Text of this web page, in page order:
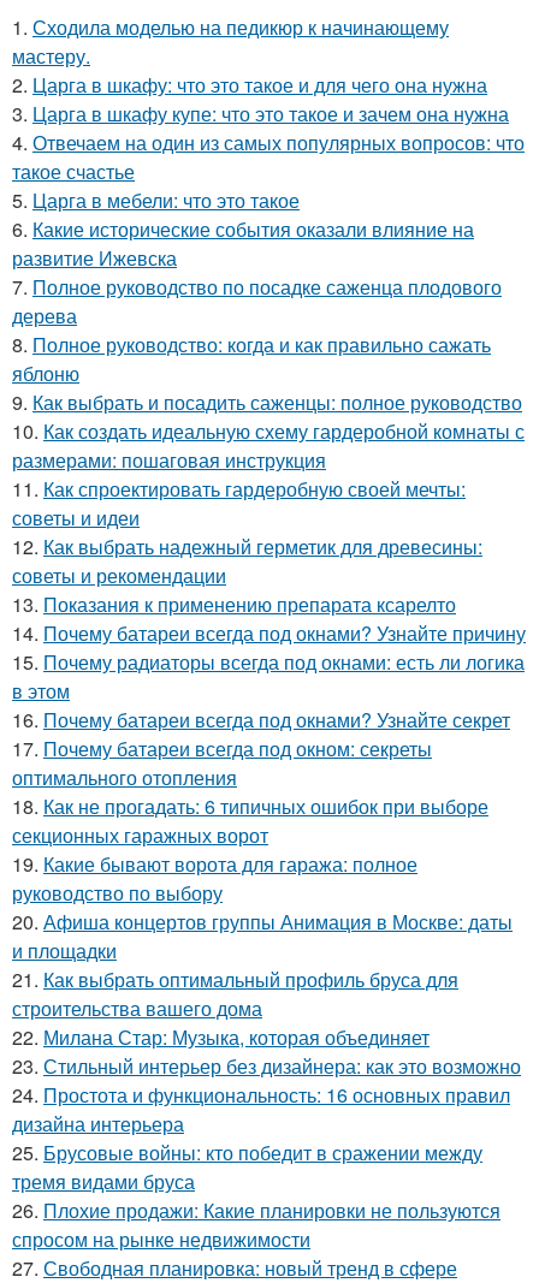
1. Сходила моделью на педикюр к начинающему
мастеру.
2. Царга в шкафу: что это такое и для чего она нужна
3. Царга в шкафу купе: что это такое и зачем она нужна
4. Отвечаем на один из самых популярных вопросов: что
такое счастье
5. Царга в мебели: что это такое
6. Какие исторические события оказали влияние на
развитие Ижевска
7. Полное руководство по посадке саженца плодового
дерева
8. Полное руководство: когда и как правильно сажать
яблоню
9. Как выбрать и посадить саженцы: полное руководство
10. Как создать идеальную схему гардеробной комнаты с
размерами: пошаговая инструкция
11. Как спроектировать гардеробную своей мечты:
советы и идеи
12. Как выбрать надежный герметик для древесины:
советы и рекомендации
13. Показания к применению препарата ксарелто
14. Почему батареи всегда под окнами? Узнайте причину
15. Почему радиаторы всегда под окнами: есть ли логика
в этом
16. Почему батареи всегда под окнами? Узнайте секрет
17. Почему батареи всегда под окном: секреты
оптимального отопления
18. Как не прогадать: 6 типичных ошибок при выборе
секционных гаражных ворот
19. Какие бывают ворота для гаража: полное
руководство по выбору
20. Афиша концертов группы Анимация в Москве: даты
и площадки
21. Как выбрать оптимальный профиль бруса для
строительства вашего дома
22. Милана Стар: Музыка, которая объединяет
23. Стильный интерьер без дизайнера: как это возможно
24. Простота и функциональность: 16 основных правил
дизайна интерьера
25. Брусовые войны: кто победит в сражении между
тремя видами бруса
26. Плохие продажи: Какие планировки не пользуются
спросом на рынке недвижимости
27. Свободная планировка: новый тренд в сфере